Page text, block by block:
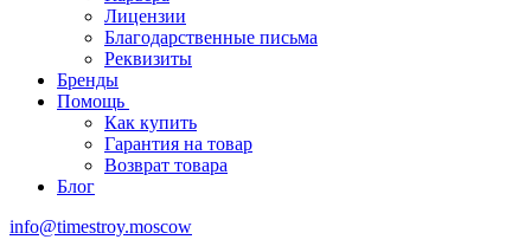
Лицензии
Благодарственные письма
Реквизиты
Бренды
Помощь
Как купить
Гарантия на товар
Возврат товара
Блог
info@timestroy.moscow